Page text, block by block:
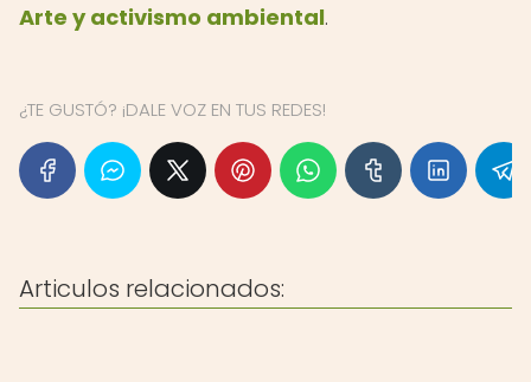
Arte y activismo ambiental.
¿TE GUSTÓ? ¡DALE VOZ EN TUS REDES!
Articulos relacionados: